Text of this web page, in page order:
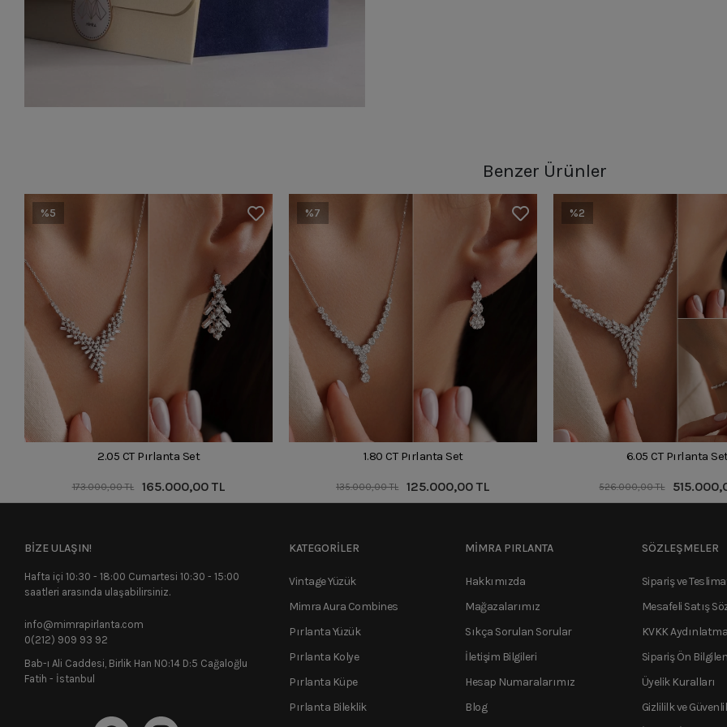
Benzer Ürünler
%5
2.05 CT Pırlanta Set
173.000,00 TL 165.000,00 TL
%7
1.80 CT Pırlanta Set
135.000,00 TL 125.000,00 TL
%2
6.05 CT Pırlanta
526.000,00 TL
BİZE ULAŞIN!
Hafta içi 10:30 - 18:00 Cumartesi 10:30 - 15:00
saatleri arasında ulaşabilirsiniz.
info@mimrapirlanta.com
0(212) 909 93 92
Bab-ı Ali Caddesi, Birlik Han NO:14 D:5 Cağaloğlu
Fatih - İstanbul
KATEGORİLER
Vintage Yüzük
Mimra Aura Combines
Pırlanta Yüzük
Pırlanta Kolye
Pırlanta Küpe
Pırlanta Bileklik
MİMRA PIRLANTA
Hakkımızda
Mağazalarımız
Sıkça Sorulan Sorular
İletişim Bilgileri
Hesap Numaralarımız
Blog
SÖZLEŞMELER
Sipariş ve
Mesafeli Satış
KVKK
Sipariş Ön
Üyelik Kuralları
Gizlililk ve